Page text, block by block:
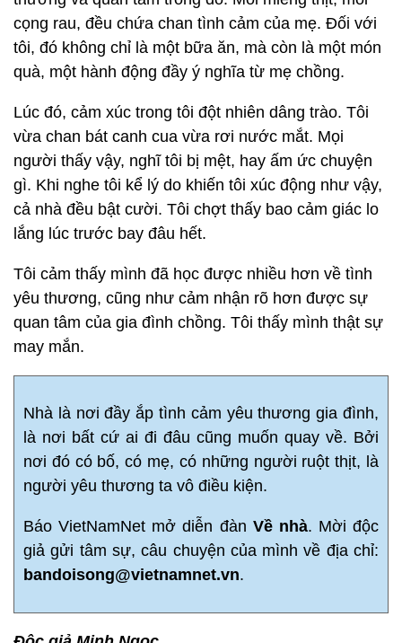
cọng rau, đều chứa chan tình cảm của mẹ. Đối với
tôi, đó không chỉ là một bữa ăn, mà còn là một món
quà, một hành động đầy ý nghĩa từ mẹ chồng.
Lúc đó, cảm xúc trong tôi đột nhiên dâng trào. Tôi
vừa chan bát canh cua vừa rơi nước mắt. Mọi
người thấy vậy, nghĩ tôi bị mệt, hay ấm ức chuyện
gì. Khi nghe tôi kể lý do khiến tôi xúc động như vậy,
cả nhà đều bật cười. Tôi chợt thấy bao cảm giác lo
lắng lúc trước bay đâu hết.
Tôi cảm thấy mình đã học được nhiều hơn về tình
yêu thương, cũng như cảm nhận rõ hơn được sự
quan tâm của gia đình chồng. Tôi thấy mình thật sự
may mắn.
Nhà là nơi đầy ắp tình cảm yêu thương gia đình,
là nơi bất cứ ai đi đâu cũng muốn quay về. Bởi
nơi đó có bố, có mẹ, có những người ruột thịt, là
người yêu thương ta vô điều kiện.
Báo VietNamNet mở diễn đàn Về nhà. Mời độc
giả gửi tâm sự, câu chuyện của mình về địa chỉ:
bandoisong@vietnamnet.vn.